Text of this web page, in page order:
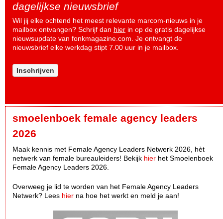
dagelijkse nieuwsbrief
Wil jij elke ochtend het meest relevante marcom-nieuws in je
mailbox ontvangen? Schrijf dan hier in op de gratis dagelijkse
nieuwsupdate van fonkmagazine.com. Je ontvangt de
nieuwsbrief elke werkdag stipt 7.00 uur in je mailbox.
Inschrijven
smoelenboek female agency leaders
2026
Maak kennis met Female Agency Leaders Netwerk 2026, hèt
netwerk van female bureauleiders! Bekijk hier het Smoelenboek
Female Agency Leaders 2026.
Overweeg je lid te worden van het Female Agency Leaders
Netwerk? Lees hier na hoe het werkt en meld je aan!